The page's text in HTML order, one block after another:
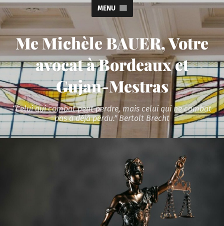
MENU
Me Michèle BAUER, Votre
avocat à Bordeaux et
Gujan-Mestras
“Celui qui combat peut perdre, mais celui qui ne combat
pas a déjà perdu.” Bertolt Brecht